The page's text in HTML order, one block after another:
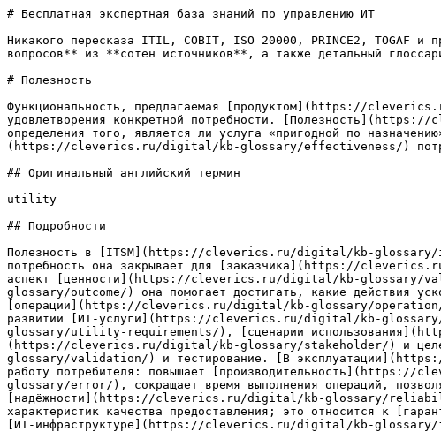
# Бесплатная экспертная база знаний по управлению ИТ
Никакого пересказа ITIL, COBIT, ISO 20000, PRINCE2, TOGAF
вопросов** из **сотен источников**, а также детальный
# Полезность
Функциональность, предлагае­мая [продуктом](https://
удовлетворения конкретной потребности.
определения того, является ли услуга «пригодной по
(https://cleverics.ru/digital/kb-glossary/effectiveness/)
## Оригинальный английский термин
utility
## Подробности
Полезность в [ITSM](https://cleverics.ru/digital/kb-glossary/it-
потребность она закрывает для [заказчика](https://
аспект [ценности](https://cleverics.ru/digital/kb-glossary/
glossary/outcome/) она помогает достигать, какие действия
[операции](https://cleverics.ru/digital/kb-glossary/
развитии [ИТ-услуги](https://cleverics.ru/digital/kb-
glossary/utility-requirements/), [сценарии
(https://cleverics.ru/digital/kb-glossary/stakeholder/) и
glossary/validation/) и тестирование. [В
работу потребителя: повышает
glossary/error/), сокращает время выполнения операций,
[надёжности](https://cleverics.ru/digital/kb-glossary/
характеристик качества предоставления; это относится к
[ИТ-инфраструктуре](https://cleverics.ru/digital/kb-glossary/it-